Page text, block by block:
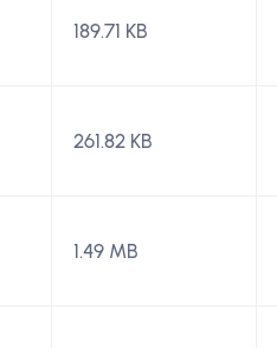
189.71 KB
261.82 KB
1.49 MB